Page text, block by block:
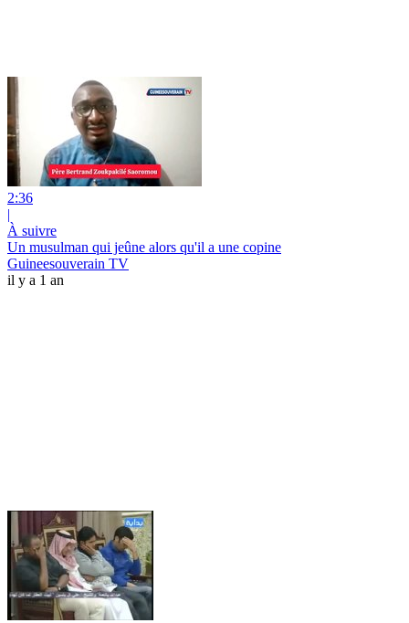
2:36
|
À suivre
Un musulman qui jeûne alors qu'il a une copine
Guineesouverain TV
il y a 1 an